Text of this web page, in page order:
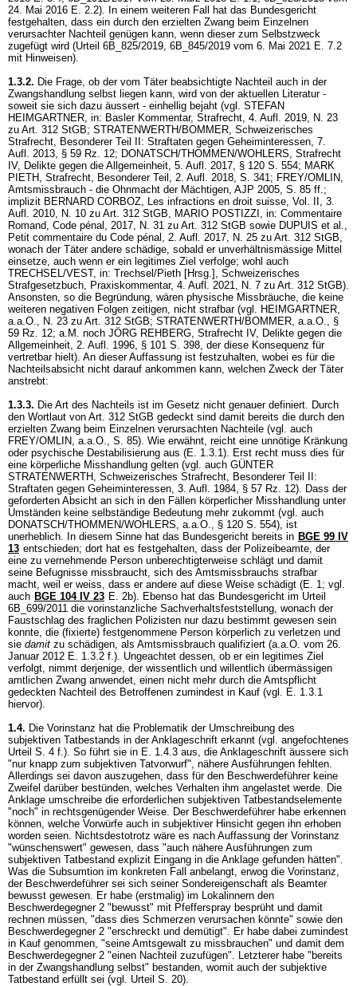
24. Mai 2016 E. 2.2). In einem weiteren Fall hat das Bundesgericht
festgehalten, dass ein durch den erzielten Zwang beim Einzelnen
verursachter Nachteil genügen kann, wenn dieser zum Selbstzweck
zugefügt wird (Urteil 6B_825/2019, 6B_845/2019 vom 6. Mai 2021 E. 7.2
mit Hinweisen).
1.3.2. Die Frage, ob der vom Täter beabsichtigte Nachteil auch in der
Zwangshandlung selbst liegen kann, wird von der aktuellen Literatur -
soweit sie sich dazu äussert - einhellig bejaht (vgl. STEFAN
HEIMGARTNER, in: Basler Kommentar, Strafrecht, 4. Aufl. 2019, N. 23
zu Art. 312 StGB; STRATENWERTH/BOMMER, Schweizerisches
Strafrecht, Besonderer Teil II: Straftaten gegen Geheiminteressen, 7.
Aufl. 2013, § 59 Rz. 12; DONATSCH/THOMMEN/WOHLERS, Strafrecht
IV, Delikte gegen die Allgemeinheit, 5. Aufl. 2017, § 120 S. 554; MARK
PIETH, Strafrecht, Besonderer Teil, 2. Aufl. 2018, S. 341; FREY/OMLIN,
Amtsmissbrauch - die Ohnmacht der Mächtigen, AJP 2005, S. 85 ff.;
implizit BERNARD CORBOZ, Les infractions en droit suisse, Vol. II, 3.
Aufl. 2010, N. 10 zu Art. 312 StGB, MARIO POSTIZZI, in: Commentaire
Romand, Code pénal, 2017, N. 31 zu Art. 312 StGB sowie DUPUIS et al.,
Petit commentaire du Code pénal, 2. Aufl. 2017, N. 25 zu Art. 312 StGB,
wonach der Täter andere schädige, sobald er unverhältnismässige Mittel
einsetze, auch wenn er ein legitimes Ziel verfolge; wohl auch
TRECHSEL/VEST, in: Trechsel/Pieth [Hrsg.], Schweizerisches
Strafgesetzbuch, Praxiskommentar, 4. Aufl. 2021, N. 7 zu Art. 312 StGB).
Ansonsten, so die Begründung, wären physische Missbräuche, die keine
weiteren negativen Folgen zeitigen, nicht strafbar (vgl. HEIMGARTNER,
a.a.O., N. 23 zu Art. 312 StGB; STRATENWERTH/BOMMER, a.a.O., §
59 Rz. 12; a.M. noch JÖRG REHBERG, Strafrecht IV, Delikte gegen die
Allgemeinheit, 2. Aufl. 1996, § 101 S. 398, der diese Konsequenz für
vertretbar hielt). An dieser Auffassung ist festzuhalten, wobei es für die
Nachteilsabsicht nicht darauf ankommen kann, welchen Zweck der Täter
anstrebt:
1.3.3. Die Art des Nachteils ist im Gesetz nicht genauer definiert. Durch
den Wortlaut von Art. 312 StGB gedeckt sind damit bereits die durch den
erzielten Zwang beim Einzelnen verursachten Nachteile (vgl. auch
FREY/OMLIN, a.a.O., S. 85). Wie erwähnt, reicht eine unnötige Kränkung
oder psychische Destabilisierung aus (E. 1.3.1). Erst recht muss dies für
eine körperliche Misshandlung gelten (vgl. auch GÜNTER
STRATENWERTH, Schweizerisches Strafrecht, Besonderer Teil II:
Straftaten gegen Geheiminteressen, 3. Aufl. 1984, § 57 Rz. 12). Dass der
geforderten Absicht an sich in den Fällen körperlicher Misshandlung unter
Umständen keine selbständige Bedeutung mehr zukommt (vgl. auch
DONATSCH/THOMMEN/WOHLERS, a.a.O., § 120 S. 554), ist
unerheblich. In diesem Sinne hat das Bundesgericht bereits in BGE 99 IV
13 entschieden; dort hat es festgehalten, dass der Polizeibeamte, der
eine zu vernehmende Person unberechtigterweise schlägt und damit
seine Befugnisse missbraucht, sich des Amtsmissbrauchs strafbar
macht, weil er weiss, dass er andere auf diese Weise schädigt (E. 1; vgl.
auch BGE 104 IV 23 E. 2b). Ebenso hat das Bundesgericht im Urteil
6B_699/2011 die vorinstanzliche Sachverhaltsfeststellung, wonach der
Faustschlag des fraglichen Polizisten nur dazu bestimmt gewesen sein
konnte, die (fixierte) festgenommene Person körperlich zu verletzen und
sie damit zu schädigen, als Amtsmissbrauch qualifiziert (a.a.O. vom 26.
Januar 2012 E. 1.3.2 f.). Ungeachtet dessen, ob er ein legitimes Ziel
verfolgt, nimmt derjenige, der wissentlich und willentlich übermässigen
amtlichen Zwang anwendet, einen nicht mehr durch die Amtspflicht
gedeckten Nachteil des Betroffenen zumindest in Kauf (vgl. E. 1.3.1
hiervor).
1.4. Die Vorinstanz hat die Problematik der Umschreibung des
subjektiven Tatbestands in der Anklageschrift erkannt (vgl. angefochtenes
Urteil S. 4 f.). So führt sie in E. 1.4.3 aus, die Anklageschrift äussere sich
"nur knapp zum subjektiven Tatvorwurf", nähere Ausführungen fehlten.
Allerdings sei davon auszugehen, dass für den Beschwerdeführer keine
Zweifel darüber bestünden, welches Verhalten ihm angelastet werde. Die
Anklage umschreibe die erforderlichen subjektiven Tatbestandselemente
"noch" in rechtsgenügender Weise. Der Beschwerdeführer habe erkennen
können, welche Vorwürfe auch in subjektiver Hinsicht gegen ihn erhoben
worden seien. Nichtsdestotrotz wäre es nach Auffassung der Vorinstanz
"wünschenswert" gewesen, dass "auch nähere Ausführungen zum
subjektiven Tatbestand explizit Eingang in die Anklage gefunden hätten".
Was die Subsumtion im konkreten Fall anbelangt, erwog die Vorinstanz,
der Beschwerdeführer sei sich seiner Sondereigenschaft als Beamter
bewusst gewesen. Er habe (erstmalig) im Lokalinnern den
Beschwerdegegner 2 "bewusst" mit Pfefferspray besprüht und damit
rechnen müssen, "dass dies Schmerzen verursachen könnte" sowie den
Beschwerdegegner 2 "erschreckt und demütigt". Er habe dabei zumindest
in Kauf genommen, "seine Amtsgewalt zu missbrauchen" und damit dem
Beschwerdegegner 2 "einen Nachteil zuzufügen". Letzterer habe "bereits
in der Zwangshandlung selbst" bestanden, womit auch der subjektive
Tatbestand erfüllt sei (vgl. Urteil S. 20).